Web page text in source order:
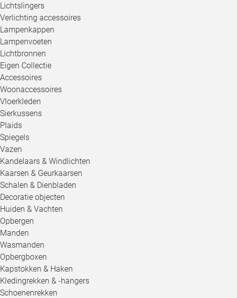
Lichtslingers
Verlichting accessoires
Lampenkappen
Lampenvoeten
Lichtbronnen
Eigen Collectie
Accessoires
Woonaccessoires
Vloerkleden
Sierkussens
Plaids
Spiegels
Vazen
Kandelaars & Windlichten
Kaarsen & Geurkaarsen
Schalen & Dienbladen
Decoratie objecten
Huiden & Vachten
Opbergen
Manden
Wasmanden
Opbergboxen
Kapstokken & Haken
Kledingrekken & -hangers
Schoenenrekken